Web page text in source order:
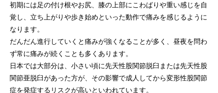
初期には足の付け根やお尻、膝の上部にこわばりや重い感じを自
覚し、立ち上がりや歩き始めといった動作で痛みを感じるように
なります。
だんだん進行していくと痛みが強くなることが多く、昼夜を問わ
ず常に痛みが続くことも多くあります。
日本では大部分は、小さい頃に先天性股関節脱臼または先天性股
関節亜脱臼があった方が、その影響で成人してから変形性股関節
症を発症するリスクが高いといわれています。